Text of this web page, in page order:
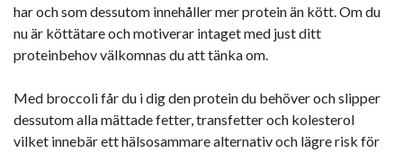
har och som dessutom innehåller mer protein än kött. Om du
nu är köttätare och motiverar intaget med just ditt
proteinbehov välkomnas du att tänka om.
Med broccoli får du i dig den protein du behöver och slipper
dessutom alla mättade fetter, transfetter och kolesterol
vilket innebär ett hälsosammare alternativ och lägre risk för